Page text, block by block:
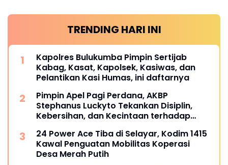
TRENDING HARI INI
Kapolres Bulukumba Pimpin Sertijab
Kabag, Kasat, Kapolsek, Kasiwas, dan
Pelantikan Kasi Humas, ini daftarnya
Pimpin Apel Pagi Perdana, AKBP
Stephanus Luckyto Tekankan Disiplin,
Kebersihan, dan Kecintaan terhadap
24 Power Ace Tiba di Selayar, Kodim 1415
Kawal Penguatan Mobilitas Koperasi
Desa Merah Putih